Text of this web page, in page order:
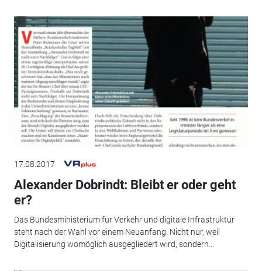
17.08.2017
Alexander Dobrindt: Bleibt er oder geht
er?
Das Bundesministerium für Verkehr und digitale Infrastruktur
steht nach der Wahl vor einem Neuanfang. Nicht nur, weil
Digitalisierung womöglich ausgegliedert wird, sondern...